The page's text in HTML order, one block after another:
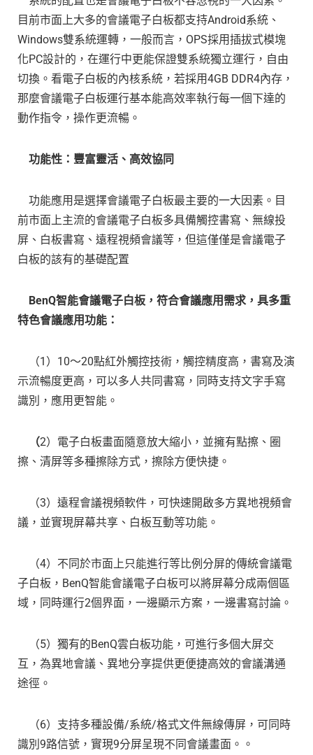
目前市面上大多的會議電子白板都支持Android系統、
Windows雙系統運轉，一般而言，OPS採用插拔式模塊
化PC設計的，在運行中更能保證雙系統獨立運行，自由
切換。看電子白板的內核系統，若採用4GB DDR4內存，
那麼會議電子白板運行基本能高效率執行每一個下達的
動作指令，操作更流暢。
功能性：豐富靈活、高效協同
功能應用是選擇會議電子白板最主要的一大因素。目
前市面上主流的會議電子白板多具備觸控書寫、無線投
屏、白板書寫、遠程視頻會議等，但這僅僅是會議電子
白板的該有的基礎配置
BenQ智能會議電子白板，符合會議應用需求，具多重
特色會議應用功能：
（1）10～20點紅外觸控技術，觸控精度高，書寫及演
示流暢度更高，可以多人共同書寫，同時支持文字手寫
識別，應用更智能。
（2）電子白板畫面隨意放大縮小，並擁有點擦、圈
擦、清屏等多種擦除方式，擦除方便快捷。
（3）遠程會議視頻軟件，可快速開啟多方異地視頻會
議，並實現屏幕共享、白板互動等功能。
（4）不同於市面上只能進行等比例分屏的傳統會議電
子白板，BenQ智能會議電子白板可以將屏幕分成兩個區
域，同時運行2個界面，一邊顯示方案，一邊書寫討論。
（5）獨有的BenQ雲白板功能，可進行多個大屏交
互，為異地會議、異地分享提供更便捷高效的會議溝通
途徑。
（6）支持多種設備/系統/格式文件無線傳屏，可同時
識別9路信號，實現9分屏呈現不同會議畫面。。